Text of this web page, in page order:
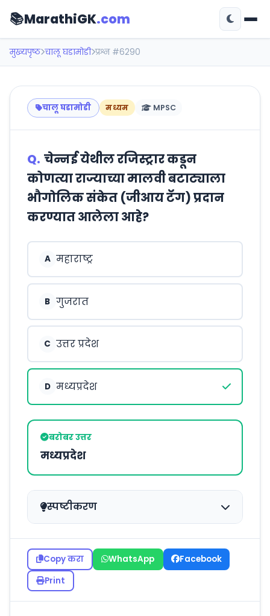
📚MarathiGK.com
मुख्यपृष्ठ चालू घडामोडी प्रश्न #6290
चालू घडामोडी मध्यम MPSC
Q. चेन्नई येथील रजिस्ट्रार कडून
कोणत्या राज्याच्या मालवी बटाट्याला
भौगोलिक संकेत (जीआय टॅग) प्रदान
करण्यात आलेला आहे?
A महाराष्ट्र
B गुजरात
C उत्तर प्रदेश
D मध्यप्रदेश
बरोबर उत्तर
मध्यप्रदेश
स्पष्टीकरण
Copy करा WhatsApp
Facebook
Print